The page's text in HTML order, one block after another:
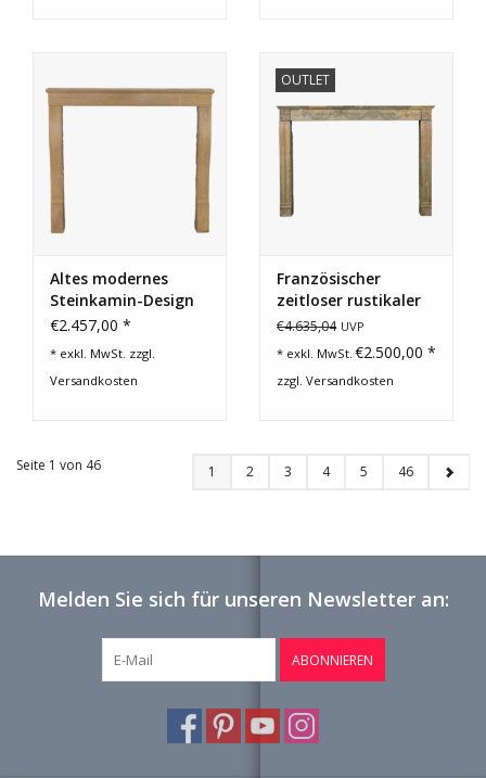
Altes modernes
Steinkamin-Design
€2.457,00 *
* exkl. MwSt. zzgl.
Versandkosten
OUTLET
Französischer
zeitloser rustikaler
Bicolor-Stein-Kamin
€4.635,04 UVP
€2.500,00 *
* exkl. MwSt.
zzgl. Versandkosten
Seite 1 von 46 1 2 3 4 5 46
Melden Sie sich für unseren Newsletter an:
ABONNIEREN